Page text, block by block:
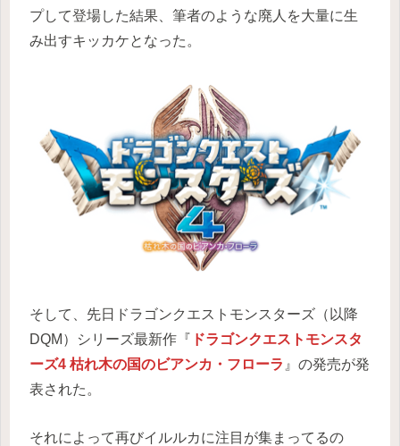
プして登場した結果、筆者のような廃人を大量に生
み出すキッカケとなった。
そして、先日ドラゴンクエストモンスターズ（以降
DQM）シリーズ最新作『 ドラゴンクエストモンスタ
ーズ4 枯れ木の国のビアンカ・フローラ 』の発売が発
表された。
それによって再びイルルカに注目が集まってるの